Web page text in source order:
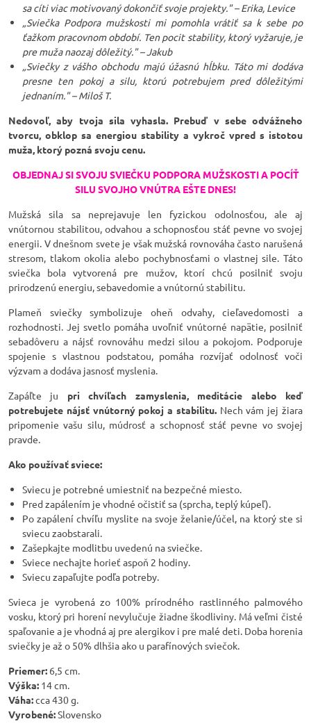
sa cíti viac motivovaný dokončiť svoje projekty." – Erika, Levice
„Sviečka Podpora mužskosti mi pomohla vrátiť sa k sebe po
ťažkom pracovnom období. Ten pocit stability, ktorý vyžaruje, je
pre muža naozaj dôležitý." – Jakub
„Sviečky z vášho obchodu majú úžasnú hĺbku. Táto mi dodáva
presne ten pokoj a silu, ktorú potrebujem pred dôležitými
jednaním." – Miloš T.
Nedovoľ, aby tvoja sila vyhasla. Prebuď v sebe odvážneho
tvorcu, obklop sa energiou stability a vykroč vpred s istotou
muža, ktorý pozná svoju cenu.
OBJEDNAJ SI SVOJU SVIEČKU PODPORA MUŽSKOSTI A POCÍŤ
SILU SVOJHO VNÚTRA EŠTE DNES!
Mužská sila sa neprejavuje len fyzickou odolnosťou, ale aj
vnútornou stabilitou, odvahou a schopnosťou stáť pevne vo svojej
energii. V dnešnom svete je však mužská rovnováha často narušená
stresom, tlakom okolia alebo pochybnosťami o vlastnej sile. Táto
sviečka bola vytvorená pre mužov, ktorí chcú posilniť svoju
prirodzenú energiu, sebavedomie a vnútornú stabilitu.
Plameň sviečky symbolizuje oheň odvahy, cieľavedomosti a
rozhodnosti. Jej svetlo pomáha uvoľniť vnútorné napätie, posilniť
sebadôveru a nájsť rovnováhu medzi silou a pokojom. Podporuje
spojenie s vlastnou podstatou, pomáha rozvíjať odolnosť voči
výzvam a dodáva jasnosť myslenia.
Zapáľte ju pri chvíľach zamyslenia, meditácie alebo keď
potrebujete nájsť vnútorný pokoj a stabilitu.Nech vám jej žiara
pripomenie vašu silu, múdrosť a schopnosť stáť pevne vo svojej
pravde.
Ako používať sviece:
Sviecu je potrebné umiestniť na bezpečné miesto.
Pred zapálením je vhodné očistiť sa (sprcha, teplý kúpeľ).
Po zapálení chvíľu myslite na svoje želanie/účel, na ktorý ste si
sviecu zaobstarali.
Zašepkajte modlitbu uvedenú na sviečke.
Sviece nechajte horieť aspoň 2 hodiny.
Sviecu zapaľujte podľa potreby.
Svieca je vyrobená zo 100% prírodného rastlinného palmového
vosku, ktorý pri horení nevylučuje žiadne škodliviny. Má veľmi čisté
spaľovanie a je vhodná aj pre alergikov i pre malé deti. Doba horenia
sviečky je až o 50% dlhšia ako u parafínových sviečok.
Priemer: 6,5 cm.
Výška: 14 cm.
Váha:cca 430 g.
Vyrobené:Slovensko